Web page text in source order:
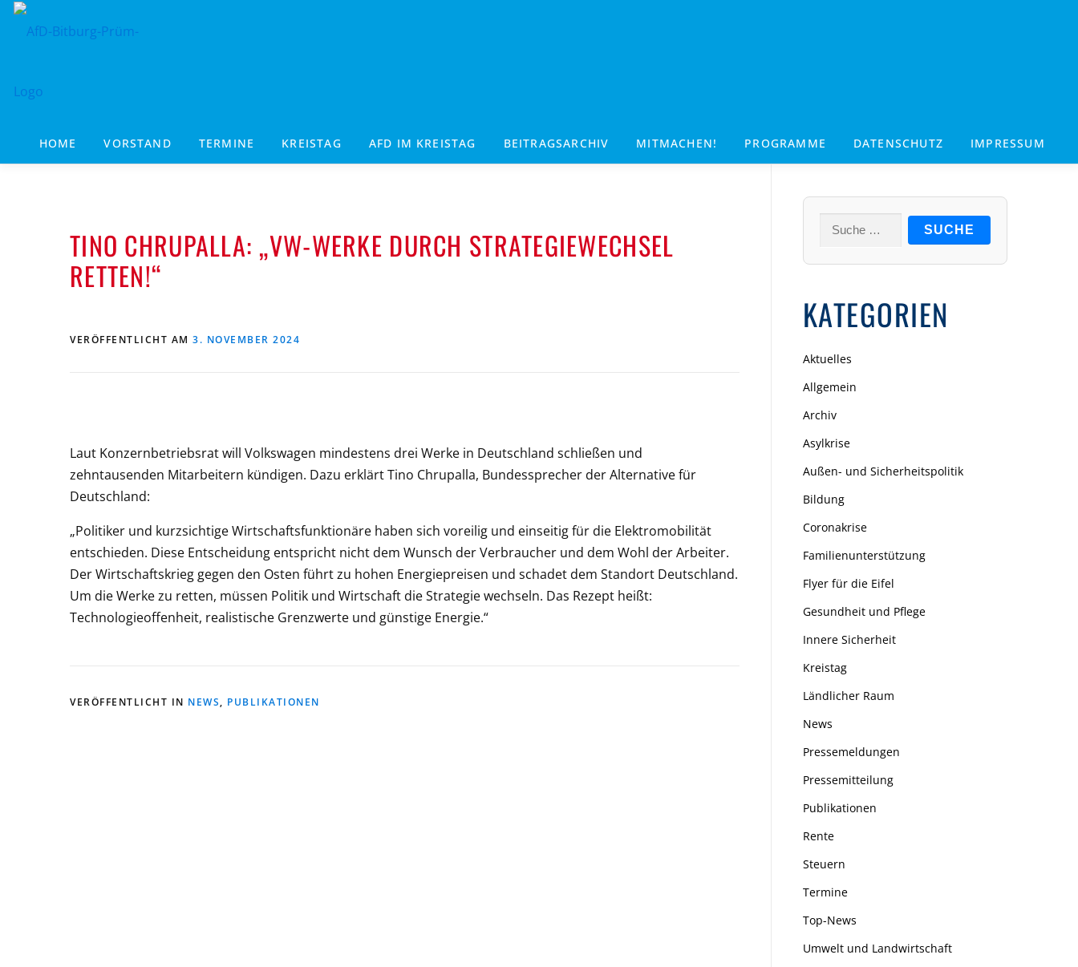
Zum
Inhalt
HOME VORSTAND TERMINE KREISTAG AFD IM KREISTAG BEITRAGSARCHIV MITMACHEN! PROGRAMME DATENSCHUTZ IMPRESSUM
TINO CHRUPALLA: „VW-WERKE DURCH STRATEGIEWECHSEL
RETTEN!“
VERÖFFENTLICHT AM 3. NOVEMBER 2024
Laut Konzernbetriebsrat will Volkswagen mindestens drei Werke in Deutschland schließen und
zehntausenden Mitarbeitern kündigen. Dazu erklärt Tino Chrupalla, Bundessprecher der Alternative für
Deutschland:
„Politiker und kurzsichtige Wirtschaftsfunktionäre haben sich voreilig und einseitig für die Elektromobilität
entschieden. Diese Entscheidung entspricht nicht dem Wunsch der Verbraucher und dem Wohl der Arbeiter.
Der Wirtschaftskrieg gegen den Osten führt zu hohen Energiepreisen und schadet dem Standort Deutschland.
Um die Werke zu retten, müssen Politik und Wirtschaft die Strategie wechseln. Das Rezept heißt:
Technologieoffenheit, realistische Grenzwerte und günstige Energie.“
VERÖFFENTLICHT IN NEWS, PUBLIKATIONEN
Suche
KATEGORIEN
Aktuelles
Allgemein
Archiv
Asylkrise
Außen- und Sicherheitspolitik
Bildung
Coronakrise
Familienunterstützung
Flyer für die Eifel
Gesundheit und Pflege
Innere Sicherheit
Kreistag
Ländlicher Raum
News
Pressemeldungen
Pressemitteilung
Publikationen
Rente
Steuern
Termine
Top-News
Umwelt und Landwirtschaft